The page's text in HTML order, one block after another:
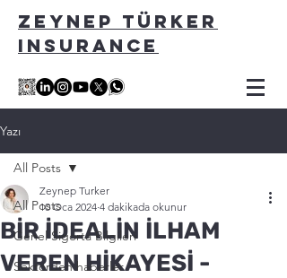
ZEYNEP TÜRKER
INSURANCE
Yazı
All Posts
Genel Sigorta Bilgileri
Sektörden haberler
All Posts
BİR İDEALİN İLHAM
VEREN HİKAYESİ -
Zeynep Turker
10 Oca 2024 4 dakikada okunur